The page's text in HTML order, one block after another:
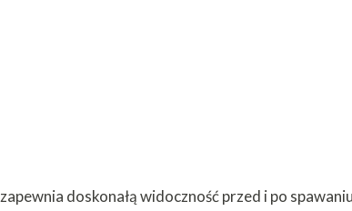
zapewnia doskonałą widoczność przed i po